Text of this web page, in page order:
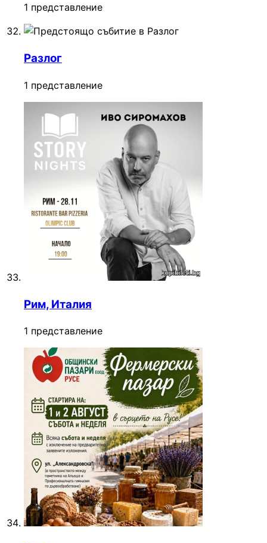
1 представление
Разлог
1 представление
Рим, Италия
1 представление